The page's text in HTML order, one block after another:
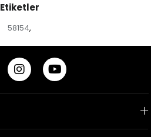
Etiketler
58154,